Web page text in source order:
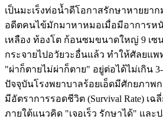
เป็นมะเร็งท่อน้ำดีโอกาสรักษาหายยา
อดีตคนไข้มักมาหาหมอเมื่อมีอาการหนั
เหลือง ท้องโต ก้อนซมขนาดใหญ่ 9 เซ
กระจายไปอวัยวะอื่นแล้ว ทำให้ศัลยแพ
"ผ่าก็ตายไม่ผ่าก็ตาย" อยู่ต่อได้ไม่เกิน
ปัจจุบันโรงพยาบาลร้อยเอ็ดมีศักยภาพ
มีอัตราการรอดชีวิต (Survival Rate) เฉ
ภายใต้แนวคิด "เจอเร็ว รักษาได้" และ